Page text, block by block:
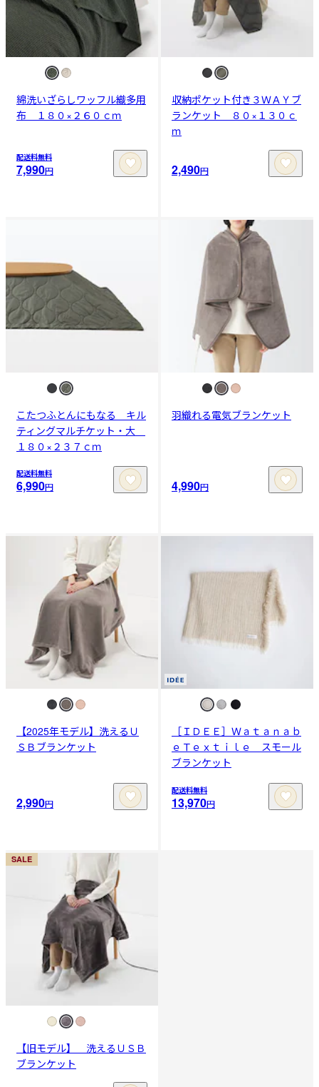
綿洗いざらしワッフル織多用
布 １８０×２６０ｃｍ
配送料無料
7,990円
収納ポケット付き３ＷＡＹブ
ランケット ８０×１３０ｃ
ｍ
2,490円
こたつふとんにもなる キル
ティングマルチケット・大
１８０×２３７ｃｍ
配送料無料
6,990円
羽織れる電気ブランケット
4,990円
【2025年モデル】洗えるＵ
ＳＢブランケット
2,990円
［ＩＤＥＥ］Ｗａｔａｎａｂ
ｅＴｅｘｔｉｌｅ スモール
ブランケット
配送料無料
13,970円
SALE
【旧モデル】 洗えるＵＳＢ
ブランケット